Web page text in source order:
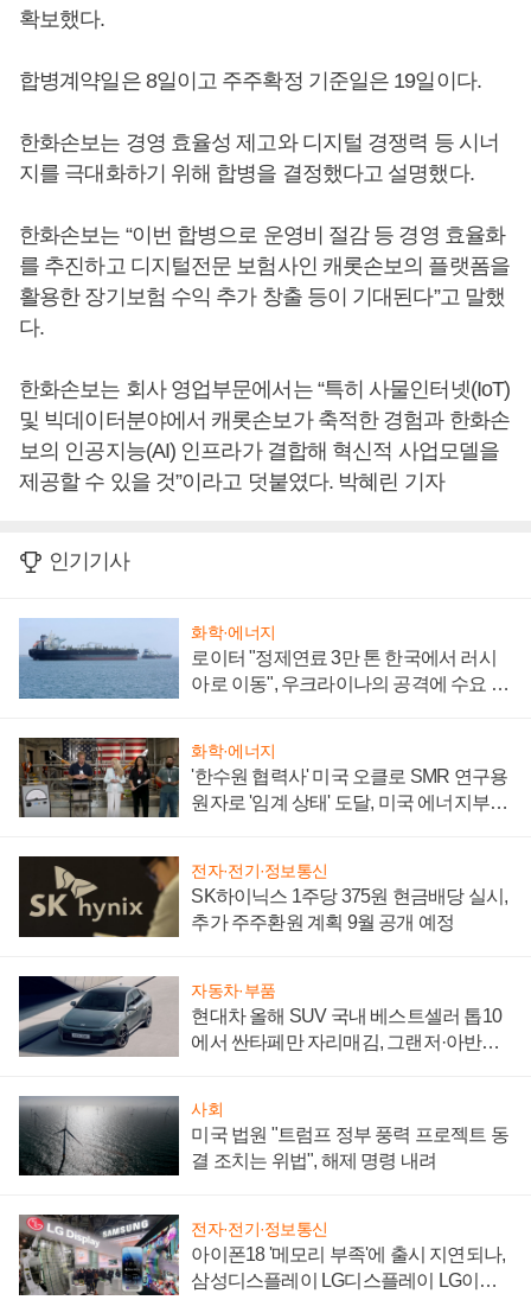
확보했다.
합병계약일은 8일이고 주주확정 기준일은 19일이다.
한화손보는 경영 효율성 제고와 디지털 경쟁력 등 시너
지를 극대화하기 위해 합병을 결정했다고 설명했다.
한화손보는 “이번 합병으로 운영비 절감 등 경영 효율화
를 추진하고 디지털전문 보험사인 캐롯손보의 플랫폼을
활용한 장기보험 수익 추가 창출 등이 기대된다”고 말했
다.
한화손보는 회사 영업부문에서는 “특히 사물인터넷(IoT)
및 빅데이터분야에서 캐롯손보가 축적한 경험과 한화손
보의 인공지능(AI) 인프라가 결합해 혁신적 사업모델을
제공할 수 있을 것”이라고 덧붙였다. 박혜린 기자
인기기사
화학·에너지
로이터 "정제연료 3만 톤 한국에서 러시
아로 이동", 우크라이나의 공격에 수요 늘
화학·에너지
'한수원 협력사' 미국 오클로 SMR 연구용
원자로 '임계 상태' 도달, 미국 에너지부
전자·전기·정보통신
SK하이닉스 1주당 375원 현금배당 실시,
추가 주주환원 계획 9월 공개 예정
자동차·부품
현대차 올해 SUV 국내 베스트셀러 톱10
에서 싼타페만 자리매김, 그랜저·아반떼
사회
미국 법원 "트럼프 정부 풍력 프로젝트 동
결 조치는 위법", 해제 명령 내려
전자·전기·정보통신
아이폰18 '메모리 부족'에 출시 지연되나,
삼성디스플레이 LG디스플레이 LG이노